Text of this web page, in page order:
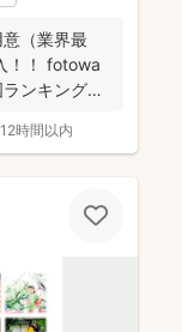
（業界最
！！ fotowa
ンキング１
12時間以内